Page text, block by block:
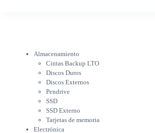
Cámaras
Cargadores
IOT
Pantalla de proyección
Pantallas
Parlantes
Proyectores
Relojes Inteligentes
Almacenamiento
Cintas Backup LTO
Discos Duros
Discos Externos
Pendrive
SSD
SSD Externo
Tarjetas de memoria
Electrónica